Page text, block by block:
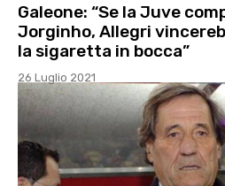
Galeone: “Se la Juve
Jorginho, Allegri
la sigaretta in bocca”
26 Luglio 2021